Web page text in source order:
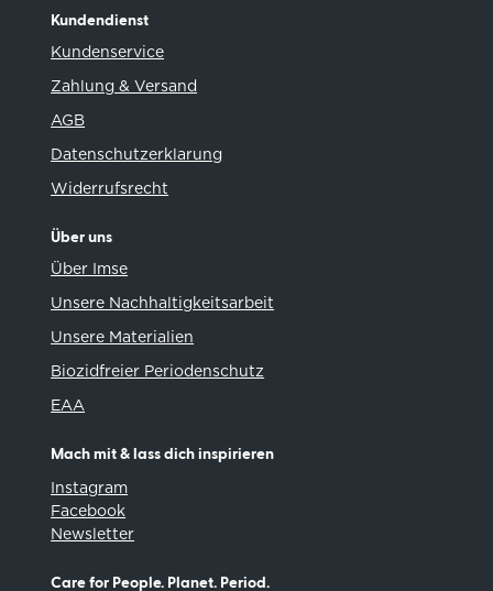
Kundendienst
Kundenservice
Zahlung & Versand
AGB
Datenschutzerklarung
Widerrufsrecht
Über uns
Über Imse
Unsere Nachhaltigkeitsarbeit
Unsere Materialien
Biozidfreier Periodenschutz
EAA
Mach mit & lass dich inspirieren
Instagram
Facebook
Newsletter
Care for People. Planet. Period.